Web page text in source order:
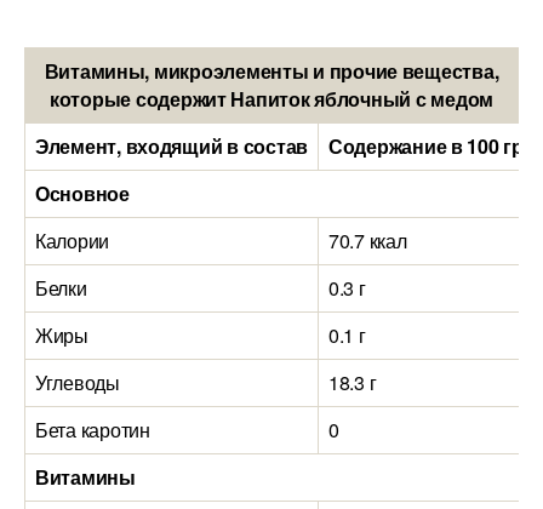
Витамины, микроэлементы и прочие вещества,
которые содержит Напиток яблочный с медом
Элемент, входящий в состав
Содержание в 100
Основное
Калории
70.7 ккал
Белки
0.3 г
Жиры
0.1 г
Углеводы
18.3 г
Бета каротин
0
Витамины